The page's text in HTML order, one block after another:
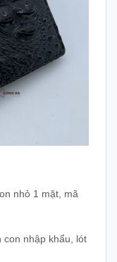
nhỏ 1 mặt, mã
con nhập khẩu, lót